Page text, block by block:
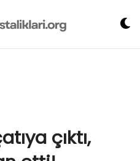
çıktı,